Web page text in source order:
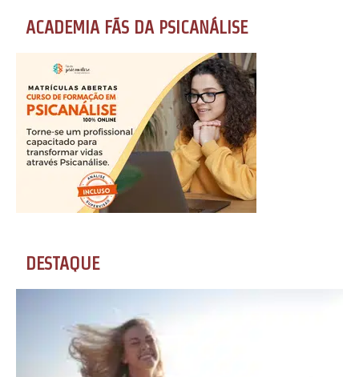
ACADEMIA FÃS DA PSICANÁLISE
DESTAQUE